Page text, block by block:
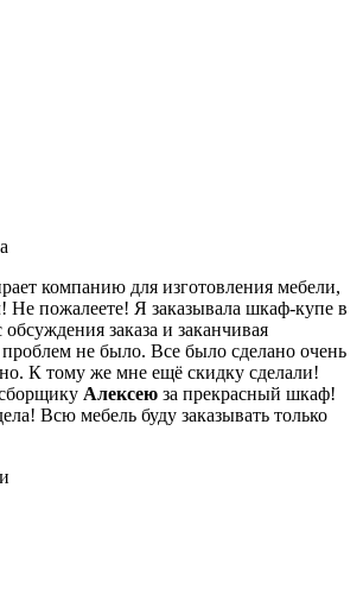
компанию для изготовления мебели,
Не пожалеете! Я заказывала шкаф-купе в
заказа и заканчивая
не было. Все было сделано очень
К тому же мне ещё скидку сделали!
Алексею за прекрасный шкаф!
Всю мебель буду заказывать только